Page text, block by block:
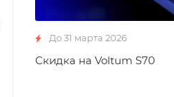
До 31 марта 2026
Скидка на Voltum S70